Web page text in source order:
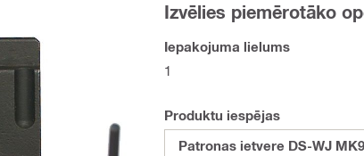
Izvēlies piemērotāko
Iepakojuma lielums
1
Produktu iespējas
Patronas ietvere DS-WJ